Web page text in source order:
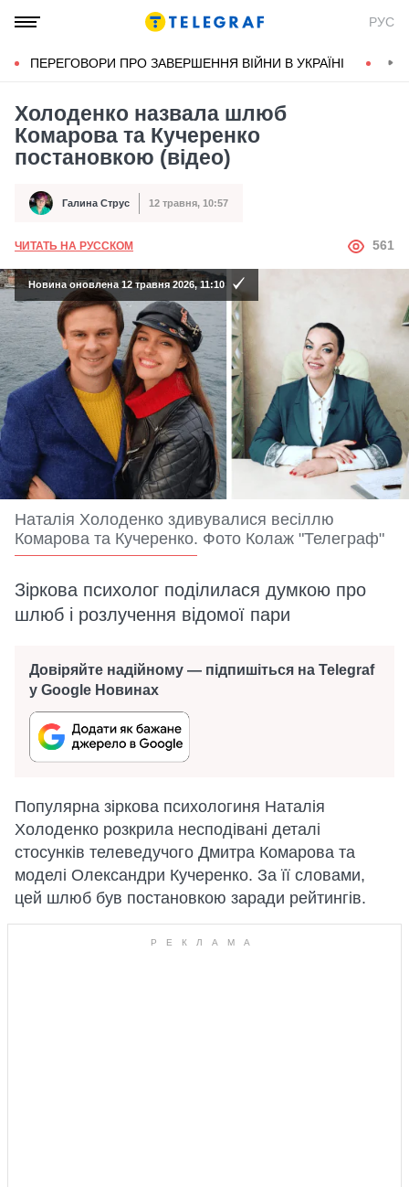
РУС
ПЕРЕГОВОРИ ПРО ЗАВЕРШЕННЯ ВІЙНИ В УКРАЇНІ
Холоденко назвала шлюб
Комарова та Кучеренко
постановкою (відео)
Автор Галина Струс
Дата публікації 12 травня, 10:57
ЧИТАТЬ НА РУССКОМ АВТОР
561
Новина оновлена 12 травня 2026, 11:10
Наталія Холоденко здивувалися весіллю
Комарова та Кучеренко. Фото Колаж "Телеграф"
Зіркова психолог поділилася думкою про
шлюб і розлучення відомої пари
Довіряйте надійному — підпишіться на Telegraf
у Google Новинах
Популярна зіркова психологиня Наталія
Холоденко розкрила несподівані деталі
стосунків телеведучого Дмитра Комарова та
моделі Олександри Кучеренко. За її словами,
цей шлюб був постановкою заради рейтингів.